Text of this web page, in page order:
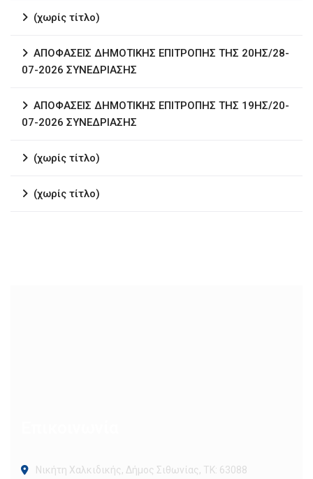
(χωρίς τίτλο)
ΑΠΟΦΑΣΕΙΣ ΔΗΜΟΤΙΚΗΣ ΕΠΙΤΡΟΠΗΣ ΤΗΣ 20ΗΣ/28-
07-2026 ΣΥΝΕΔΡΙΑΣΗΣ
ΑΠΟΦΑΣΕΙΣ ΔΗΜΟΤΙΚΗΣ ΕΠΙΤΡΟΠΗΣ ΤΗΣ 19ΗΣ/20-
07-2026 ΣΥΝΕΔΡΙΑΣΗΣ
(χωρίς τίτλο)
(χωρίς τίτλο)
Νικήτη Χαλκιδικής, Δήμος Σιθωνίας, ΤΚ: 63088